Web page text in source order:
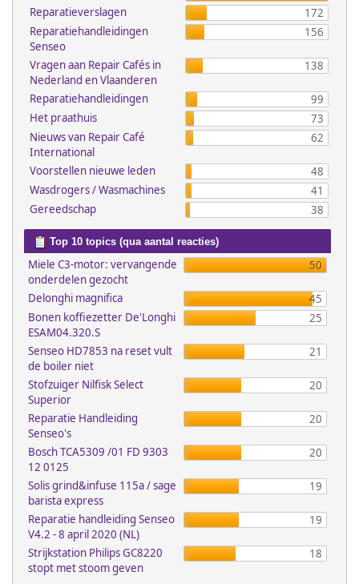
Reparatieverslagen
172
Reparatiehandleidingen
Senseo
156
Vragen aan Repair Cafés in
Nederland en Vlaanderen
138
Reparatiehandleidingen
99
Het praathuis
73
Nieuws van Repair Café
International
62
Voorstellen nieuwe leden
48
Wasdrogers / Wasmachines
41
Gereedschap
38
Top 10 topics (qua aantal reacties)
Miele C3-motor: vervangende
onderdelen gezocht
50
Delonghi magnifica
45
Bonen koffiezetter De'Longhi
ESAM04.320.S
25
Senseo HD7853 na reset vult
de boiler niet
21
Stofzuiger Nilfisk Select
Superior
20
Reparatie Handleiding
Senseo's
20
Bosch TCA5309 /01 FD 9303
12 0125
20
Solis grind&infuse 115a / sage
barista express
19
Reparatie handleiding Senseo
V4.2 - 8 april 2020 (NL)
19
Strijkstation Philips GC8220
stopt met stoom geven
18